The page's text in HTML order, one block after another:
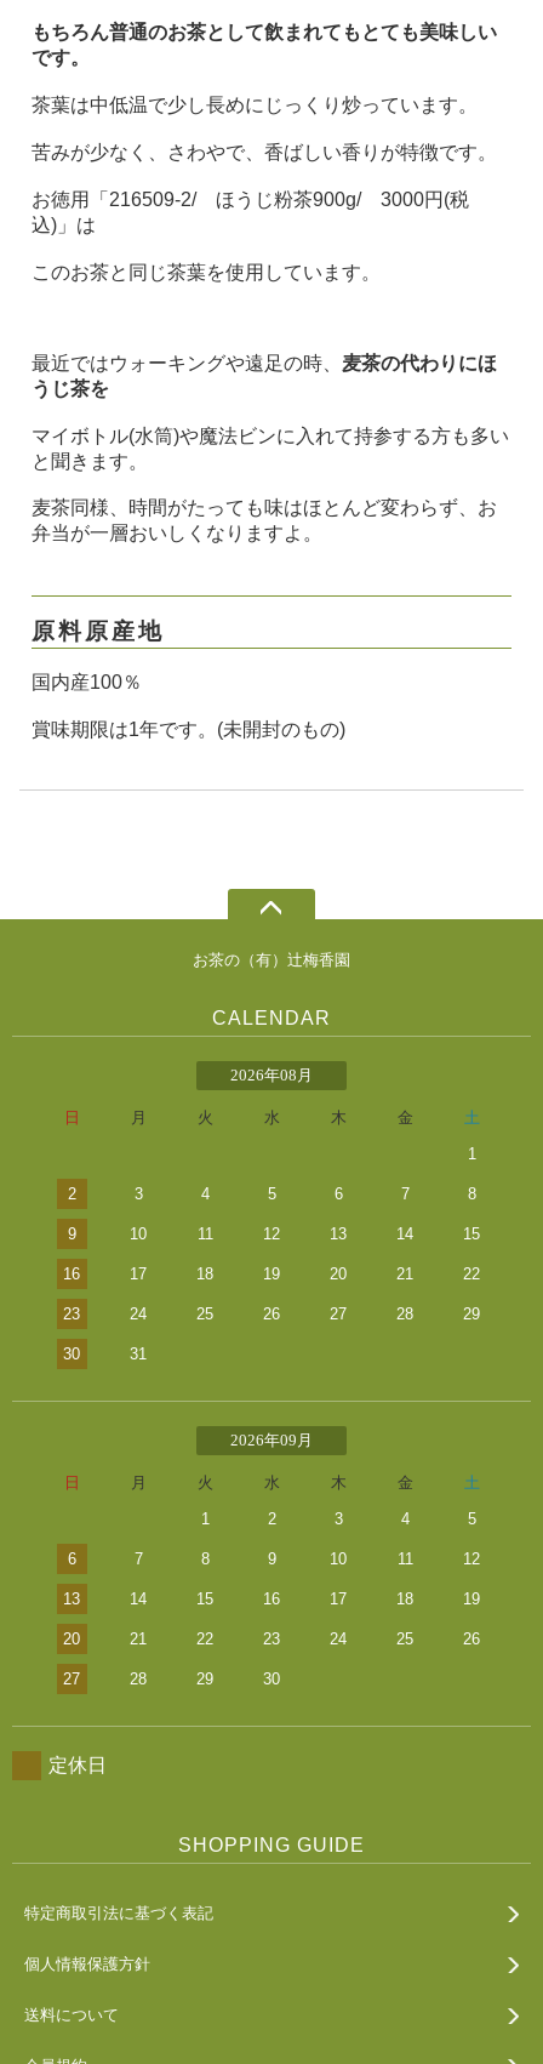
もちろん普通のお茶として飲まれてもとても美味しい
です。
茶葉は中低温で少し長めにじっくり炒っています。
苦みが少なく、さわやで、香ばしい香りが特徴です。
お徳用「216509-2/ ほうじ粉茶900g/ 3000円(税
込)」は
このお茶と同じ茶葉を使用しています。
最近ではウォーキングや遠足の時、 麦茶の代わりにほ
うじ茶を
マイボトル(水筒)や魔法ビンに入れて持参する方も多い
と聞きます。
麦茶同様、時間がたっても味はほとんど変わらず、お
弁当が一層おいしくなりますよ。
原料原産地
国内産100％
賞味期限は1年です。(未開封のもの)
お茶の（有）辻梅香園
CALENDAR
2026年08月
日 月 火 水 木 金
土
1
2 3 4 5 6 7 8
9 10 11 12 13 14 15
16 17 18 19 20 21 22
23 24 25 26 27 28 29
30 31
2026年09月
日 月 火 水 木 金
土
1
2 3 4 5
6 7 8 9 10 11 12
13 14 15 16 17 18 19
20 21 22 23 24 25 26
27 28 29 30
定休日
SHOPPING GUIDE
特定商取引法に基づく表記
個人情報保護方針
送料について